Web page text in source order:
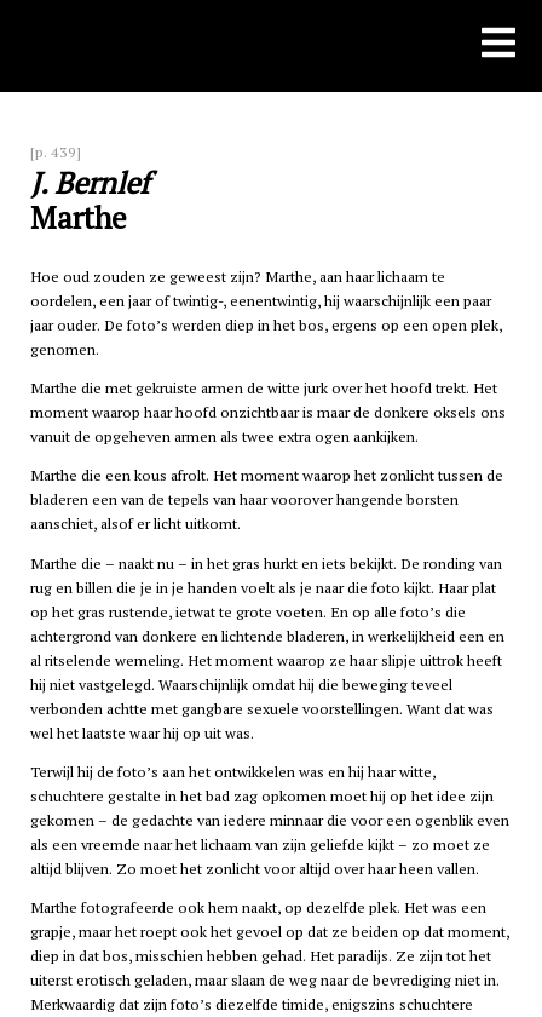
[p. 439]
J. Bernlef
Marthe
Hoe oud zouden ze geweest zijn? Marthe, aan haar lichaam te
oordelen, een jaar of twintig-, eenentwintig, hij waarschijnlijk een paar
jaar ouder. De foto’s werden diep in het bos, ergens op een open plek,
genomen.
Marthe die met gekruiste armen de witte jurk over het hoofd trekt. Het
moment waarop haar hoofd onzichtbaar is maar de donkere oksels ons
vanuit de opgeheven armen als twee extra ogen aankijken.
Marthe die een kous afrolt. Het moment waarop het zonlicht tussen de
bladeren een van de tepels van haar voorover hangende borsten
aanschiet, alsof er licht uitkomt.
Marthe die – naakt nu – in het gras hurkt en iets bekijkt. De ronding van
rug en billen die je in je handen voelt als je naar die foto kijkt. Haar plat
op het gras rustende, ietwat te grote voeten. En op alle foto’s die
achtergrond van donkere en lichtende bladeren, in werkelijkheid een en
al ritselende wemeling. Het moment waarop ze haar slipje uittrok heeft
hij niet vastgelegd. Waarschijnlijk omdat hij die beweging teveel
verbonden achtte met gangbare sexuele voorstellingen. Want dat was
wel het laatste waar hij op uit was.
Terwijl hij de foto’s aan het ontwikkelen was en hij haar witte,
schuchtere gestalte in het bad zag opkomen moet hij op het idee zijn
gekomen – de gedachte van iedere minnaar die voor een ogenblik even
als een vreemde naar het lichaam van zijn geliefde kijkt – zo moet ze
altijd blijven. Zo moet het zonlicht voor altijd over haar heen vallen.
Marthe fotografeerde ook hem naakt, op dezelfde plek. Het was een
grapje, maar het roept ook het gevoel op dat ze beiden op dat moment,
diep in dat bos, misschien hebben gehad. Het paradijs. Ze zijn tot het
uiterst erotisch geladen, maar slaan de weg naar de bevrediging niet in.
Merkwaardig dat zijn foto’s diezelfde timide, enigszins schuchtere